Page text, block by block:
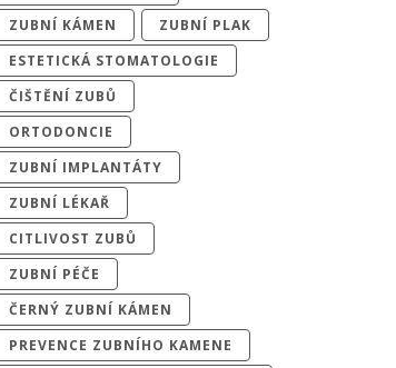
ZUBNÍ KÁMEN
ZUBNÍ PLAK
ESTETICKÁ STOMATOLOGIE
ČIŠTĚNÍ ZUBŮ
ORTODONCIE
ZUBNÍ IMPLANTÁTY
ZUBNÍ LÉKAŘ
CITLIVOST ZUBŮ
ZUBNÍ PÉČE
ČERNÝ ZUBNÍ KÁMEN
PREVENCE ZUBNÍHO KAMENE